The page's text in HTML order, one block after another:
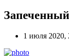
1 июля 2020,